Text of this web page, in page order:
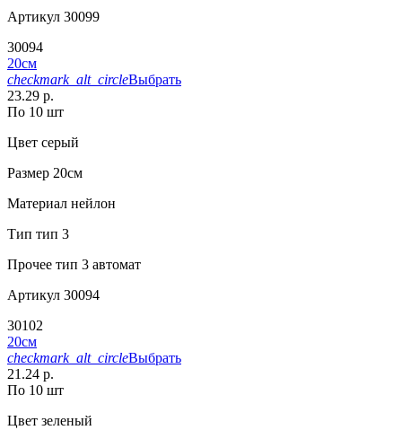
Артикул 30099
30094
20см
checkmark_alt_circleВыбрать
23.29 р.
По 10 шт
Цвет серый
Размер 20см
Материал нейлон
Тип тип 3
Прочее тип 3 автомат
Артикул 30094
30102
20см
checkmark_alt_circleВыбрать
21.24 р.
По 10 шт
Цвет зеленый